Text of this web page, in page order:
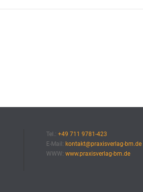
Tel.: +49 711 9781-423
E-Mail: kontakt@praxisverlag-bm.de
WWW: www.praxisverlag-bm.de